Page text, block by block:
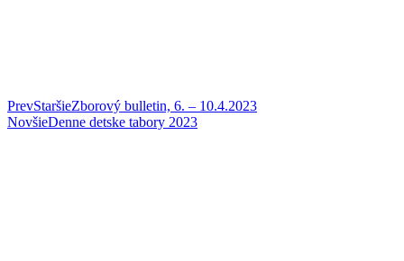
PrevStaršieZborový bulletin, 6. – 10.4.2023
NovšieDenne detske tabory 2023